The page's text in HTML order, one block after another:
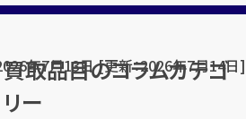
年7月13日 [更新：2026年7月14日]
買取品目のコラムカテゴ
リー